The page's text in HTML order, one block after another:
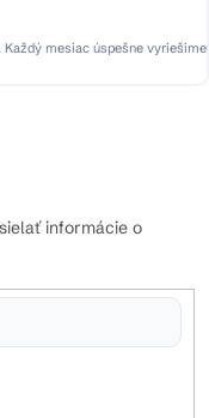
mesiac úspešne vyriešime
informácie o